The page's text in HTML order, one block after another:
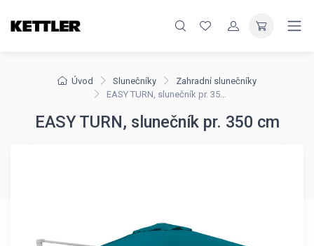
Úvod Slunečníky
Zahradní slunečníky
EASY TURN, slunečník pr. 350 cm
EASY TURN, slunečník pr. 350 cm